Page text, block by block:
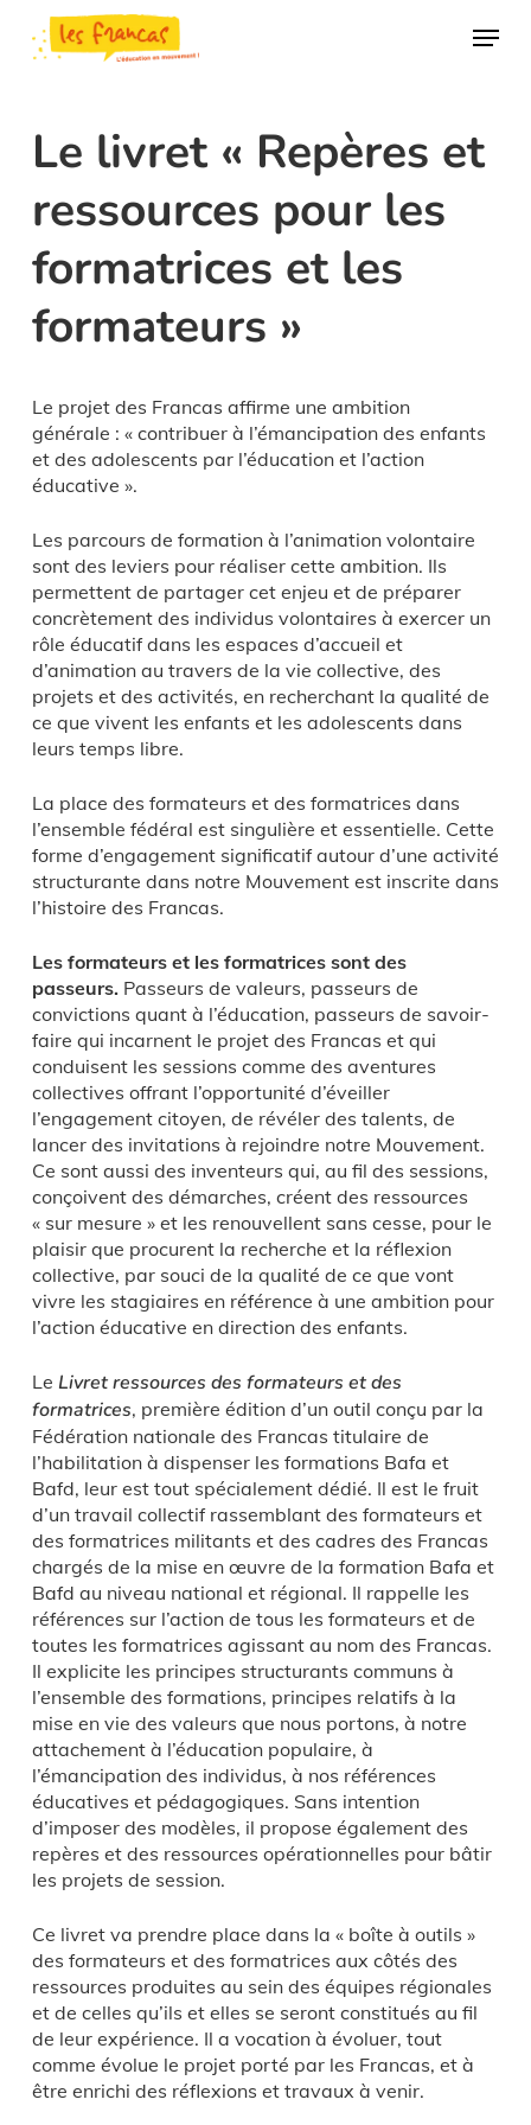
Panneau de gestion des cookies
main
Menu
Le livret « Repères et
ressources pour les
formatrices et les
formateurs »
Le projet des Francas affirme une ambition
générale : « contribuer à l’émancipation des enfants
et des adolescents par l’éducation et l’action
éducative ».
Les parcours de formation à l’animation volontaire
sont des leviers pour réaliser cette ambition. Ils
permettent de partager cet enjeu et de préparer
concrètement des individus volontaires à exercer un
rôle éducatif dans les espaces d’accueil et
d’animation au travers de la vie collective, des
projets et des activités, en recherchant la qualité de
ce que vivent les enfants et les adolescents dans
leurs temps libre.
La place des formateurs et des formatrices dans
l’ensemble fédéral est singulière et essentielle. Cette
forme d’engagement significatif autour d’une activité
structurante dans notre Mouvement est inscrite dans
l’histoire des Francas.
Les formateurs et les formatrices sont des
passeurs.Passeurs de valeurs, passeurs de
convictions quant à l’éducation, passeurs de savoir-
faire qui incarnent le projet des Francas et qui
conduisent les sessions comme des aventures
collectives offrant l’opportunité d’éveiller
l’engagement citoyen, de révéler des talents, de
lancer des invitations à rejoindre notre Mouvement.
Ce sont aussi des inventeurs qui, au fil des sessions,
conçoivent des démarches, créent des ressources
« sur mesure » et les renouvellent sans cesse, pour le
plaisir que procurent la recherche et la réflexion
collective, par souci de la qualité de ce que vont
vivre les stagiaires en référence à une ambition pour
l’action éducative en direction des enfants.
Le Livret ressources des formateurs et des
formatrices, première édition d’un outil conçu par la
Fédération nationale des Francas titulaire de
l’habilitation à dispenser les formations Bafa et
Bafd, leur est tout spécialement dédié. Il est le fruit
d’un travail collectif rassemblant des formateurs et
des formatrices militants et des cadres des Francas
chargés de la mise en œuvre de la formation Bafa et
Bafd au niveau national et régional. Il rappelle les
références sur l’action de tous les formateurs et de
toutes les formatrices agissant au nom des Francas.
Il explicite les principes structurants communs à
l’ensemble des formations, principes relatifs à la
mise en vie des valeurs que nous portons, à notre
attachement à l’éducation populaire, à
l’émancipation des individus, à nos références
éducatives et pédagogiques. Sans intention
d’imposer des modèles, il propose également des
repères et des ressources opérationnelles pour bâtir
les projets de session.
Ce livret va prendre place dans la « boîte à outils »
des formateurs et des formatrices aux côtés des
ressources produites au sein des équipes régionales
et de celles qu’ils et elles se seront constitués au fil
de leur expérience. Il a vocation à évoluer, tout
comme évolue le projet porté par les Francas, et à
être enrichi des réflexions et travaux à venir.